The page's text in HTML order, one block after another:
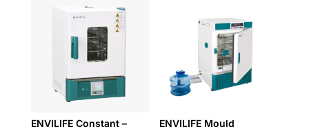
ENVILIFE Constant –
ENVILIFE Mould